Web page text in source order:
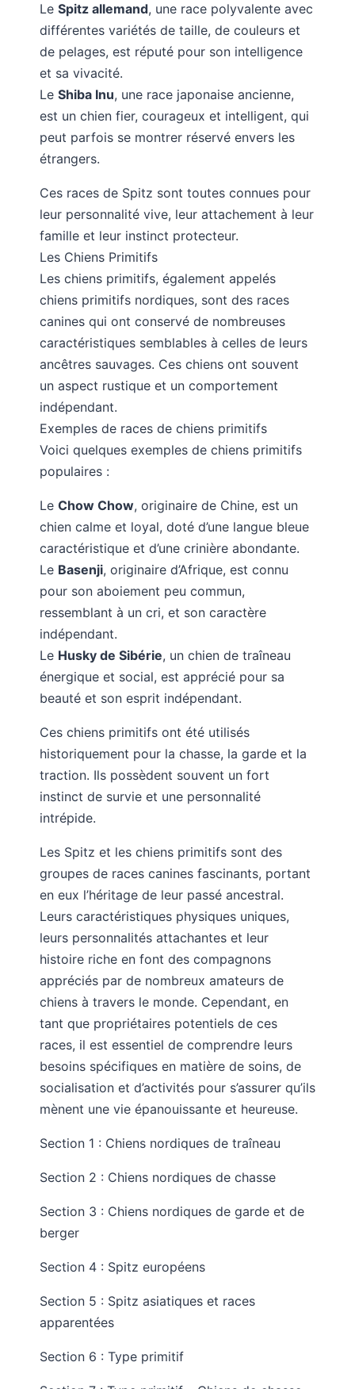
Le Spitz allemand, une race polyvalente avec
différentes variétés de taille, de couleurs et
de pelages, est réputé pour son intelligence
et sa vivacité.
Le Shiba Inu, une race japonaise ancienne,
est un chien fier, courageux et intelligent, qui
peut parfois se montrer réservé envers les
étrangers.
Ces races de Spitz sont toutes connues pour
leur personnalité vive, leur attachement à leur
famille et leur instinct protecteur.
Les Chiens Primitifs
Les chiens primitifs, également appelés
chiens primitifs nordiques, sont des races
canines qui ont conservé de nombreuses
caractéristiques semblables à celles de leurs
ancêtres sauvages. Ces chiens ont souvent
un aspect rustique et un comportement
indépendant.
Exemples de races de chiens primitifs
Voici quelques exemples de chiens primitifs
populaires :
Le Chow Chow, originaire de Chine, est un
chien calme et loyal, doté d’une langue bleue
caractéristique et d’une crinière abondante.
Le Basenji, originaire d’Afrique, est connu
pour son aboiement peu commun,
ressemblant à un cri, et son caractère
indépendant.
Le Husky de Sibérie, un chien de traîneau
énergique et social, est apprécié pour sa
beauté et son esprit indépendant.
Ces chiens primitifs ont été utilisés
historiquement pour la chasse, la garde et la
traction. Ils possèdent souvent un fort
instinct de survie et une personnalité
intrépide.
Les Spitz et les chiens primitifs sont des
groupes de races canines fascinants, portant
en eux l’héritage de leur passé ancestral.
Leurs caractéristiques physiques uniques,
leurs personnalités attachantes et leur
histoire riche en font des compagnons
appréciés par de nombreux amateurs de
chiens à travers le monde. Cependant, en
tant que propriétaires potentiels de ces
races, il est essentiel de comprendre leurs
besoins spécifiques en matière de soins, de
socialisation et d’activités pour s’assurer qu’ils
mènent une vie épanouissante et heureuse.
Section 1 : Chiens nordiques de traîneau
Section 2 : Chiens nordiques de chasse
Section 3 : Chiens nordiques de garde et de
berger
Section 4 : Spitz européens
Section 5 : Spitz asiatiques et races
apparentées
Section 6 : Type primitif